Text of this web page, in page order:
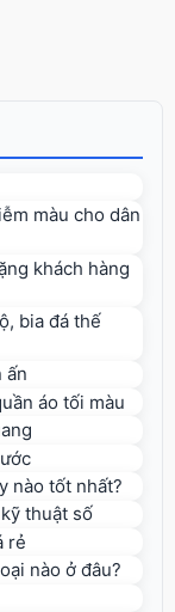
màu cho dân
khách hàng
bia đá thế
ấn
áo tối màu
nào tốt nhất?
thuật số
rẻ
nào ở đâu?